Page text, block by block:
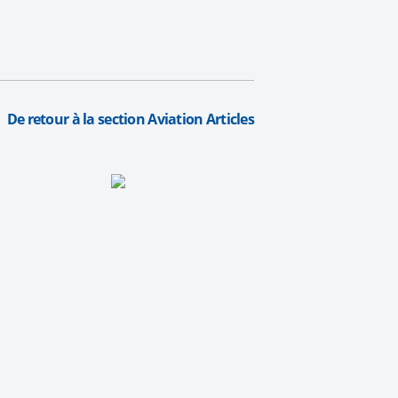
De retour à la section Aviation Articles